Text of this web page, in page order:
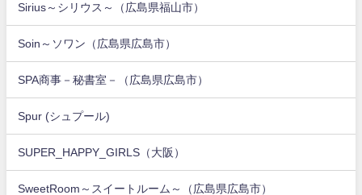
Sirius～シリウス～（広島県福山市）
Soin～ソワン（広島県広島市）
SPA商事－秘書室－（広島県広島市）
Spur (シュプール)
SUPER_HAPPY_GIRLS（大阪）
SweetRoom～スイートルーム～（広島県広島市）